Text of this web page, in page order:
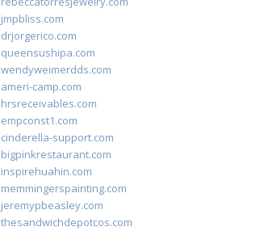
jmpbliss.com
drjorgerico.com
queensushipa.com
wendyweimerdds.com
ameri-camp.com
hrsreceivables.com
empconst1.com
cinderella-support.com
bigpinkrestaurant.com
inspirehuahin.com
memmingerspainting.com
jeremypbeasley.com
thesandwichdepotcos.com